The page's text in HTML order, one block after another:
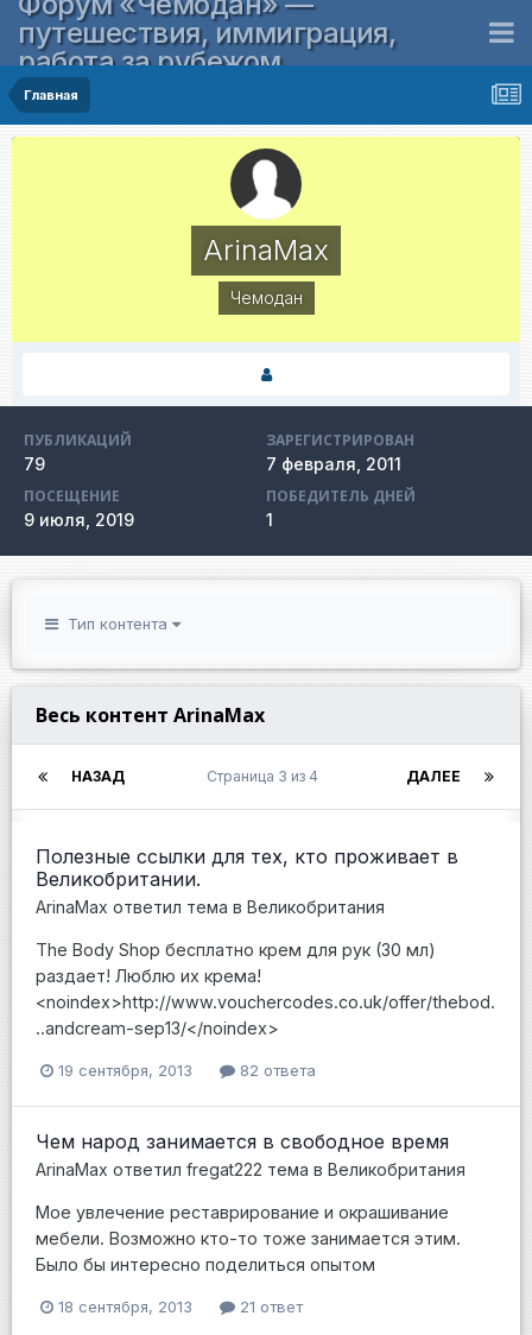
путешествия, иммиграция,
работа за рубежом
Главная
ArinaMax
Чемодан
ПУБЛИКАЦИЙ
79
ЗАРЕГИСТРИРОВАН
7 февраля, 2011
ПОСЕЩЕНИЕ
9 июля, 2019
ПОБЕДИТЕЛЬ ДНЕЙ
1
Тип контента
Весь контент ArinaMax
НАЗАД ДАЛЕЕ
Страница 3 из 4
Полезные ссылки для тех, кто проживает в
Великобритании.
ArinaMax ответил тема в Великобритания
The Body Shop бесплатно крем для рук (30 мл)
раздает! Люблю их крема!
<noindex>http://www.vouchercodes.co.uk/offer/thebod.
..andcream-sep13/</noindex>
19 сентября, 2013 82 ответа
Чем народ занимается в свободное время
ArinaMax ответил fregat222 тема в Великобритания
Мое увлечение реставрирование и окрашивание
мебели. Возможно кто-то тоже занимается этим.
Было бы интересно поделиться опытом
18 сентября, 2013 21 ответ